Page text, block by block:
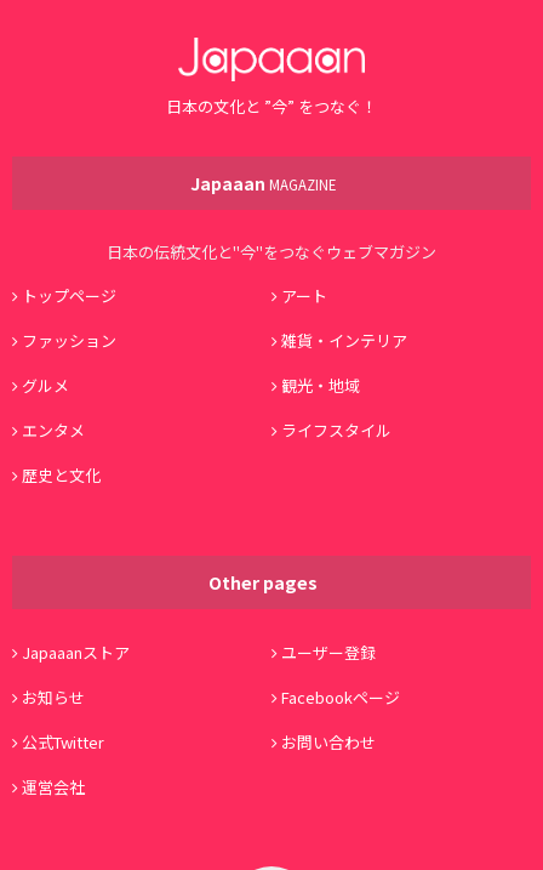
日本の文化と ”今” をつなぐ！
Japaaan MAGAZINE
日本の伝統文化と"今"をつなぐウェブマガジン
トップページ
アート
ファッション
雑貨・インテリア
グルメ
観光・地域
エンタメ
ライフスタイル
歴史と文化
Other pages
Japaaanストア
ユーザー登録
お知らせ
Facebookページ
公式Twitter
お問い合わせ
運営会社